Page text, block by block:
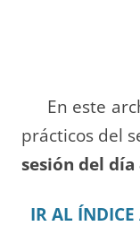
En este
prácticos del
sesión del día
IR AL